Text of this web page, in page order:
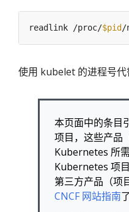
readlink /proc/$pid
使用 kubelet 的进程号代
本页面中的条目
项目，这些产品
Kubernetes 所需
Kubernetes 项
第三方产品（项
CNCF 网站指南